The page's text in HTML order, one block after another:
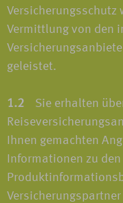
Versicherungsschutz
Vermittlung von den
geleistet.
1.2 Sie erhalten über
Ihnen gemachten
Informationen zu